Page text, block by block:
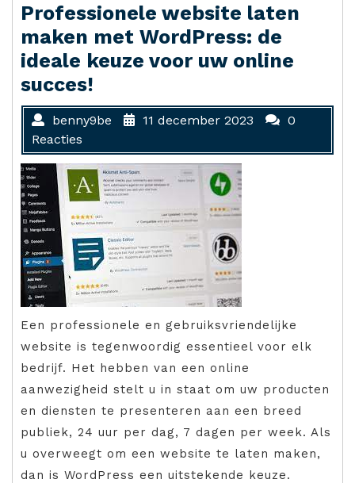
Professionele website laten
maken met WordPress: de
ideale keuze voor uw online
succes!
benny9be 11 december 2023
0
Reacties
Een professionele en gebruiksvriendelijke
website is tegenwoordig essentieel voor elk
bedrijf. Het hebben van een online
aanwezigheid stelt u in staat om uw producten
en diensten te presenteren aan een breed
publiek, 24 uur per dag, 7 dagen per week. Als
u overweegt om een website te laten maken,
dan is WordPress een uitstekende keuze.